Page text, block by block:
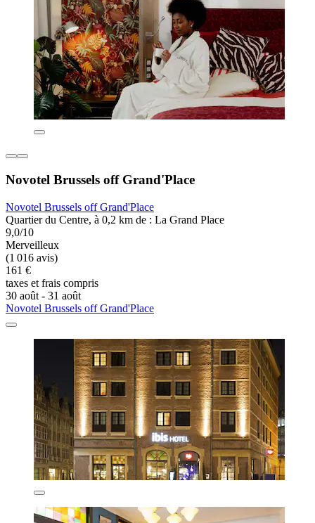
Novotel Brussels off Grand'Place
Novotel Brussels off Grand'Place
Quartier du Centre, à 0,2 km de : La Grand Place
9,0/10
Merveilleux
(1 016 avis)
161 €
taxes et frais compris
30 août - 31 août
Novotel Brussels off Grand'Place